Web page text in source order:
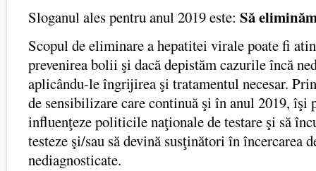
Sloganul ales pentru anul 2019 este: Să
Scopul de eliminare a hepatitei virale poate fi
prevenirea bolii şi dacă depistăm cazurile încă
aplicându-le îngrijirea şi tratamentul necesar.
de sensibilizare care continuă şi în anul 2019, îşi
influenţeze politicile naţionale de testare şi să
testeze şi/sau să devină susţinători în încercarea
nediagnosticate.